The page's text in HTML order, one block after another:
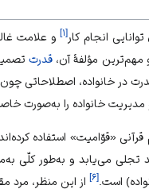
[۱]و علامت
مهم‏‌ترین مؤلفۀ آن، قدرت
در خانواده، اصطلاحاتی
خانواده را به‏‌صورت
قرآنی «قوّامیت» استفاده
تجلی می‏‌یابد و به‏‌طور
است.[۶] از این منظر، مرد